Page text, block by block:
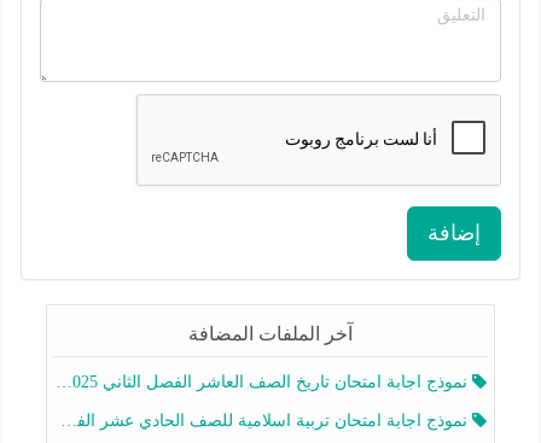
إضافة
آخر الملفات المضافة
نموذج اجابة امتحان تاريخ الصف العاشر الفصل الثاني 2025-2026
نموذج اجابة امتحان تربية اسلامية للصف الحادي عشر الفصل الثاني 2025-2026